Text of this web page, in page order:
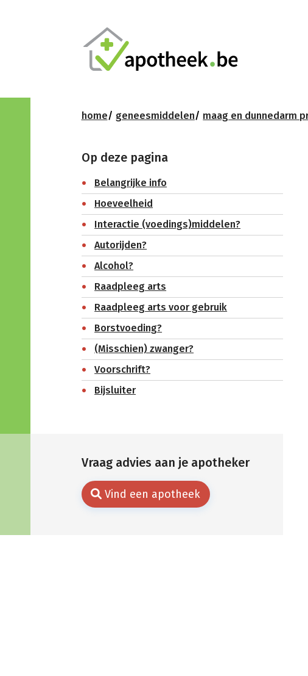
home geneesmiddelen maag en dunnedarm
Vraag advies aan je apotheker
Vind een apotheek
Op deze pagina
Belangrijke info
Hoeveelheid
Interactie (voedings)middelen?
Autorijden?
Alcohol?
Raadpleeg arts
Raadpleeg arts voor gebruik
Borstvoeding?
(Misschien) zwanger?
Voorschrift?
Bijsluiter